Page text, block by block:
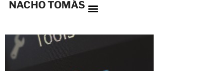
NACHO TOMÁS